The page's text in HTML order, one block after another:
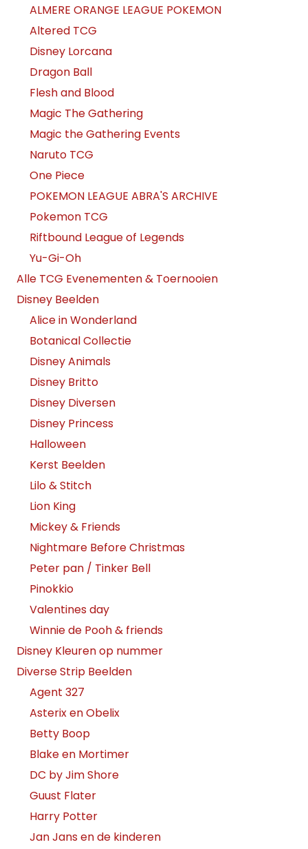
ALMERE ORANGE LEAGUE POKEMON
Altered TCG
Disney Lorcana
Dragon Ball
Flesh and Blood
Magic The Gathering
Magic the Gathering Events
Naruto TCG
One Piece
POKEMON LEAGUE ABRA'S ARCHIVE
Pokemon TCG
Riftbound League of Legends
Yu-Gi-Oh
Alle TCG Evenementen & Toernooien
Disney Beelden
Alice in Wonderland
Botanical Collectie
Disney Animals
Disney Britto
Disney Diversen
Disney Princess
Halloween
Kerst Beelden
Lilo & Stitch
Lion King
Mickey & Friends
Nightmare Before Christmas
Peter pan / Tinker Bell
Pinokkio
Valentines day
Winnie de Pooh & friends
Disney Kleuren op nummer
Diverse Strip Beelden
Agent 327
Asterix en Obelix
Betty Boop
Blake en Mortimer
DC by Jim Shore
Guust Flater
Harry Potter
Jan Jans en de kinderen